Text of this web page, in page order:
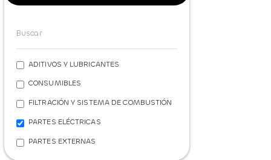
ADITIVOS Y LUBRICANTES
CONSUMIBLES
FILTRACIÓN Y SISTEMA DE COMBUSTIÓN
PARTES ELÉCTRICAS
PARTES EXTERNAS